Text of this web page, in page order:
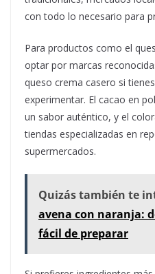
con todo lo necesario para
Para productos como el
optar por marcas
queso crema casero si
experimentar. El cacao en
un sabor auténtico, y el
tiendas especializadas en
supermercados.
Quizás también te
avena con naranja:
fácil de preparar